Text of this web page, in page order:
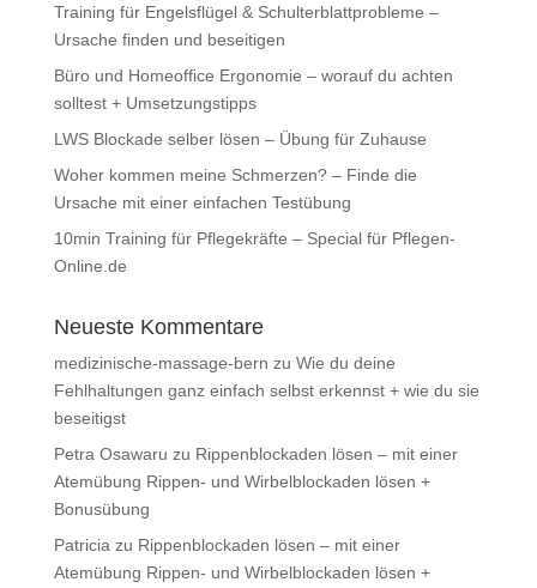
Training für Engelsflügel & Schulterblattprobleme –
Ursache finden und beseitigen
Büro und Homeoffice Ergonomie – worauf du achten
solltest + Umsetzungstipps
LWS Blockade selber lösen – Übung für Zuhause
Woher kommen meine Schmerzen? – Finde die
Ursache mit einer einfachen Testübung
10min Training für Pflegekräfte – Special für Pflegen-
Online.de
Neueste Kommentare
medizinische-massage-bern zu Wie du deine
Fehlhaltungen ganz einfach selbst erkennst + wie du sie
beseitigst
Petra Osawaru zu Rippenblockaden lösen – mit einer
Atemübung Rippen- und Wirbelblockaden lösen +
Bonusübung
Patricia zu Rippenblockaden lösen – mit einer
Atemübung Rippen- und Wirbelblockaden lösen +